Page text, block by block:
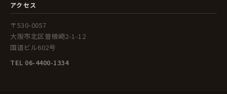
アクセス
〒530-0057
大阪市北区曽根崎2-1-12
国道ビル602号
TEL 06-4400-1334